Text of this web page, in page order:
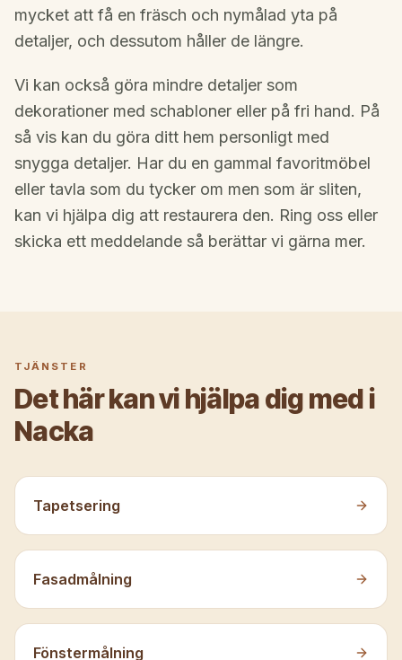
mycket att få en fräsch och nymålad yta på
detaljer, och dessutom håller de längre.
Vi kan också göra mindre detaljer som
dekorationer med schabloner eller på fri hand. På
så vis kan du göra ditt hem personligt med
snygga detaljer. Har du en gammal favoritmöbel
eller tavla som du tycker om men som är sliten,
kan vi hjälpa dig att restaurera den. Ring oss eller
skicka ett meddelande så berättar vi gärna mer.
TJÄNSTER
Det här kan vi hjälpa dig medi
Nacka
Tapetsering
Fasadmålning
Fönstermålning